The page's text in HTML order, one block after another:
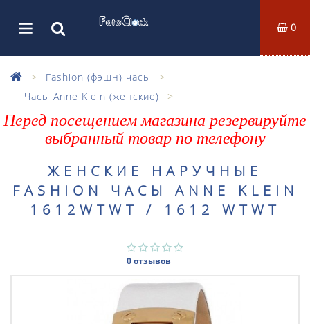
0
Fashion (фэшн) часы
Часы Anne Klein (женские)
Перед посещением магазина резервируйте
выбранный товар по телефону
ЖЕНСКИЕ НАРУЧНЫЕ
FASHION ЧАСЫ ANNE KLEIN
1612WTWT / 1612 WTWT
0 отзывов